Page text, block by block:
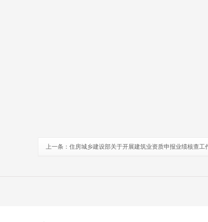
上一条： 住房城乡建设部关于开展建筑业资质申报业绩核查工